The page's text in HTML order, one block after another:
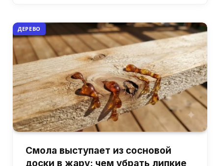
ДЕРЕВО
Смола выступает из сосновой
доски в жару: чем убрать липкие